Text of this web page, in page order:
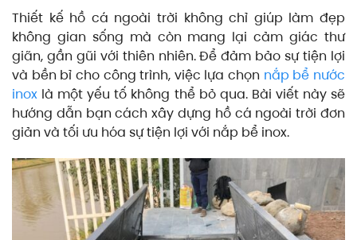
Thiết kế hồ cá ngoài trời không chỉ giúp làm đẹp
không gian sống mà còn mang lại cảm giác thư
giãn, gần gũi với thiên nhiên. Để đảm bảo sự tiện lợi
và bền bỉ cho công trình, việc lựa chọn nắp bể nước
inox là một yếu tố không thể bỏ qua. Bài viết này sẽ
hướng dẫn bạn cách xây dựng hồ cá ngoài trời đơn
giản và tối ưu hóa sự tiện lợi với nắp bể inox.